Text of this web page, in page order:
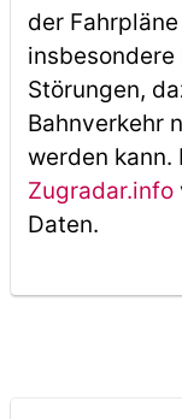
der
Störungen,
Bahnverkehr
werden kann.
Zugradar.info
Daten.